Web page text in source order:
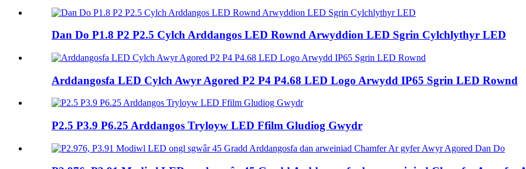
Dan Do P1.8 P2 P2.5 Cylch Arddangos LED Rownd Arwyddion LED Sgrin Cylchlythyr LED
Arddangosfa LED Cylch Awyr Agored P2 P4 P4.68 LED Logo Arwydd IP65 Sgrin LED Rownd
P2.5 P3.9 P6.25 Arddangos Tryloyw LED Ffilm Gludiog Gwydr